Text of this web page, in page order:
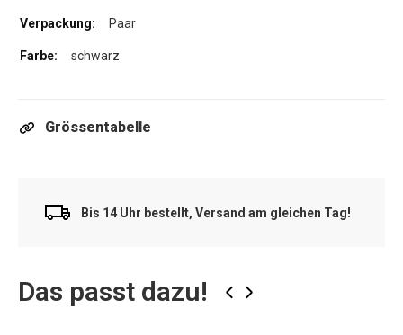
Paar
schwarz
Grössentabelle
Bis 14 Uhr bestellt, Versand am gleichen Tag!
Das passt dazu! ‹ ›